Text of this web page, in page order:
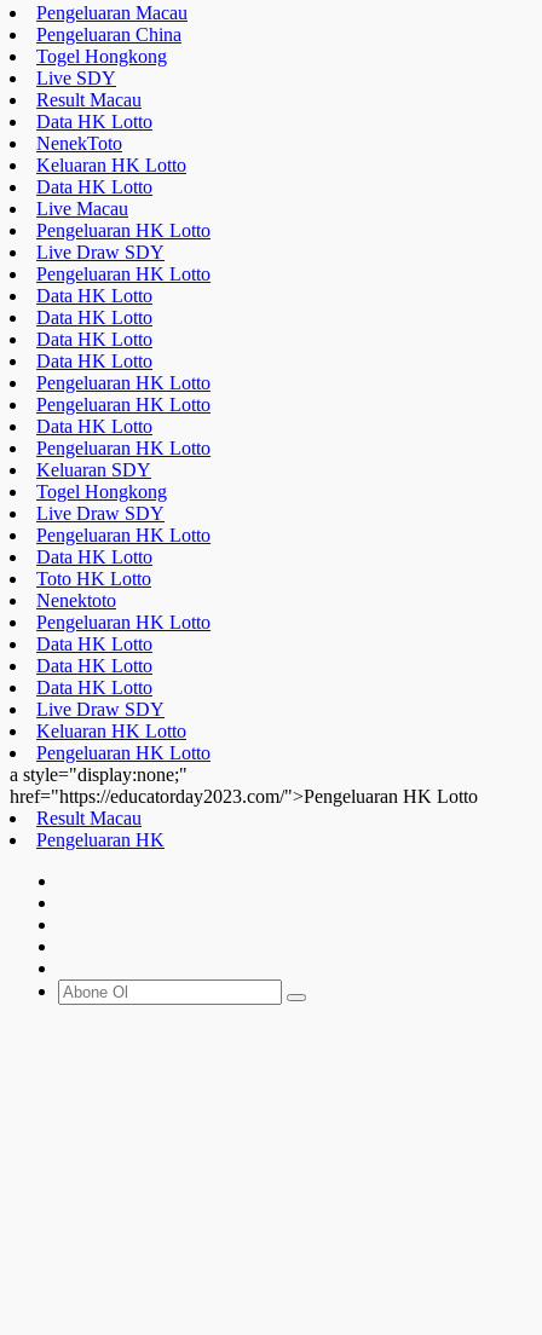
Pengeluaran Macau
Pengeluaran China
Togel Hongkong
Live SDY
Result Macau
Data HK Lotto
NenekToto
Keluaran HK Lotto
Data HK Lotto
Live Macau
Pengeluaran HK Lotto
Live Draw SDY
Pengeluaran HK Lotto
Data HK Lotto
Data HK Lotto
Data HK Lotto
Data HK Lotto
Pengeluaran HK Lotto
Pengeluaran HK Lotto
Data HK Lotto
Pengeluaran HK Lotto
Keluaran SDY
Togel Hongkong
Live Draw SDY
Pengeluaran HK Lotto
Data HK Lotto
Toto HK Lotto
Nenektoto
Pengeluaran HK Lotto
Data HK Lotto
Data HK Lotto
Data HK Lotto
Live Draw SDY
Keluaran HK Lotto
Pengeluaran HK Lotto
a style="display:none;"
href="https://educatorday2023.com/">Pengeluaran HK Lotto
Result Macau
Pengeluaran HK